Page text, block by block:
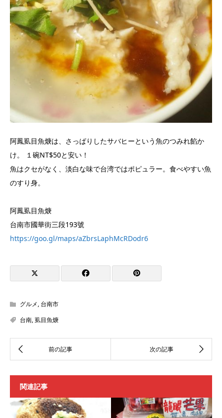
阿鳳虱目魚焿は、さっぱりしたサバヒーという魚のつみれ餡か
け。 １碗NT$50と安い！
魚はクセがなく、淡白な味で台湾ではポピュラー。食べやすい魚
のすり身。
阿鳳虱目魚焿
台南市國華街三段193號
https://goo.gl/maps/aZbrsLaphMcRDodr6
グルメ, 台南市
台南,虱目魚焿
関連記事